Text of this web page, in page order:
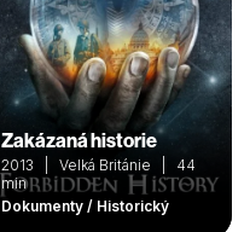
Zakázaná historie
2013 | Velká Británie | 44
min
Dokumenty / Historický